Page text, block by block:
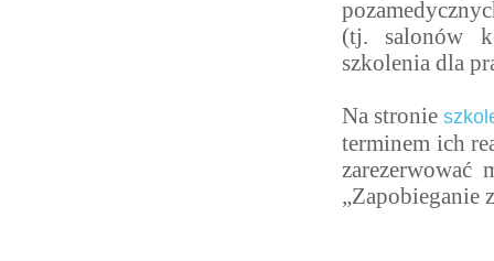
(tj. salonów
szkolenia dla
Na stronie
terminem ich
zarezerwować
„Zapobieganie